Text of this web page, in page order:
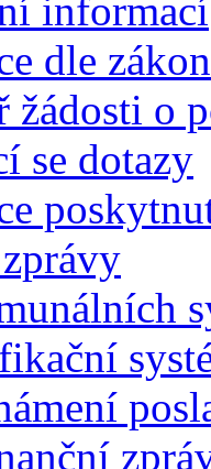
informací
dle
žádosti o
se dotazy